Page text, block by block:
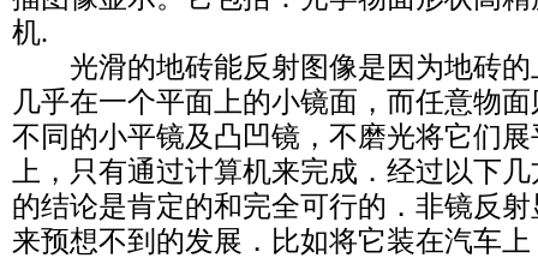
机.
光滑的地砖能反射图像是因为地砖的
几乎在一个平面上的小镜面，而任意物
不同的小平镜及凸凹镜，不磨光将它们
上，只有通过计算机来完成．经过以下
的结论是肯定的和完全可行的．非镜反
来预想不到的发展．比如将它装在汽车